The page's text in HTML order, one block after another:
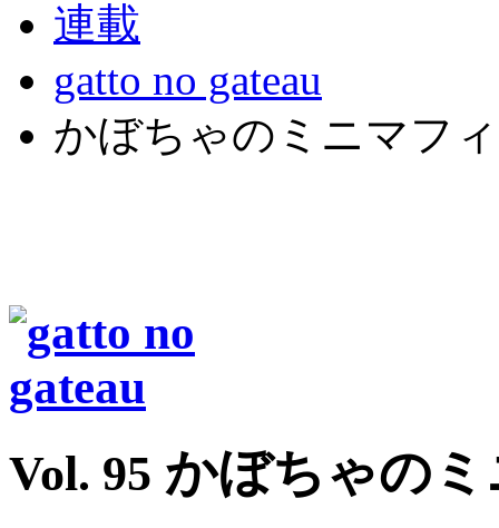
連載
gatto no gateau
かぼちゃのミニマフ
Vol. 95 かぼちゃの